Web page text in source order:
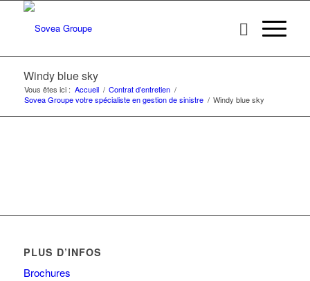
Windy blue sky
Vous êtes ici : Accueil / Contrat d’entretien /
Sovea Groupe votre spécialiste en gestion de sinistre / Windy blue sky
PLUS D’INFOS
Brochures